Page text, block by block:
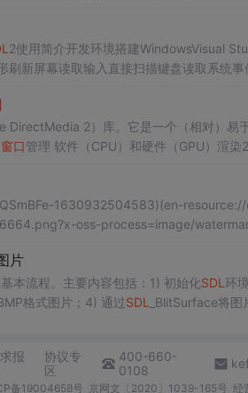
2使用简介开发环境搭建WindowsVisual
刷新屏幕读取输入直接扫描键盘读取系统
DirectMedia 2）库。它是一个（相对）易
窗口管理 软件（CPU）和硬件（GPU）渲染2D图形 输入事件系统 时间管理 音频处理 文件IO和库加
1630932504583)(en-
oss-process=image/
片
本流程。主要内容包括：1) 初始化SDL 环
格式图片；4) 通过SDL _BlitSurface将图
报
协议专
区
400-660-
0108
备19004658号 京网文〔2020〕1039-165号 经